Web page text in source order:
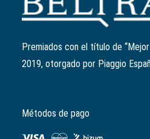
149,00
Premiados con el título de
2019, otorgado por Piaggio
Métodos de pago